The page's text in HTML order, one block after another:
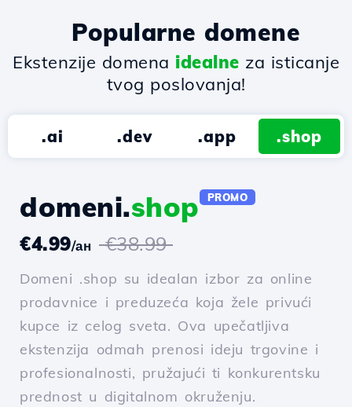
Popularne domene
Ekstenzije domena idealne za isticanje
tvog poslovanja!
.ai .dev .app .shop
domeni.shop PROMO
€4.99/ан €38.99
Domeni .shop su idealan izbor za online
prodavnice i preduzeća koja žele privući
kupce iz celog sveta. Ova upečatljiva
ekstenzija odmah prenosi ideju trgovine i
profesionalnosti, pružajući ti konkurentsku
prednost u digitalnom okruženju.